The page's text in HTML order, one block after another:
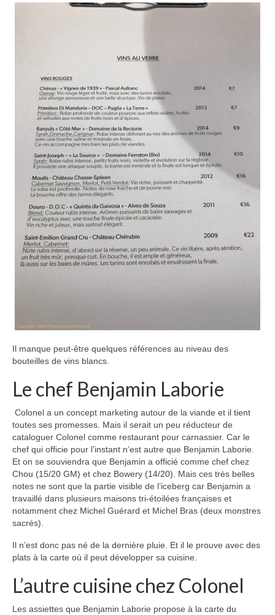
Il manque peut-être quelques références au niveau des
bouteilles de vins blancs.
Le chef Benjamin Laborie
Colonel a un concept marketing autour de la viande et il tient
toutes ses promesses. Mais il serait un peu réducteur de
cataloguer Colonel comme restaurant pour carnassier. Car le
chef qui officie pour l’instant n’est autre que Benjamin Laborie.
Et on se souviendra que Benjamin a officié comme chef chez
Chou (15/20 GM) et chez Bowery (14/20). Mais ces très belles
notes ne sont que la partie visible de l’iceberg car Benjamin a
travaillé dans plusieurs maisons tri-étoilées françaises et
notamment chez Michel Guérard et Michel Bras (deux monstres
sacrés).
Il n’est donc pas né de la dernière pluie. Et il le prouve avec des
plats à la carte où il peut développer sa cuisine.
L’autre cuisine chez Colonel
Les assiettes que Benjamin Laborie propose à la carte du